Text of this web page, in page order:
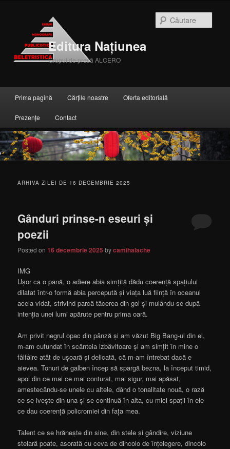
Editura Națiunea
Grupul de presă ALCERO
Sari la conținutul principal
Sari la conținutul secundar
Prima pagină Cărțile noastre Oferta editorială
Prezențe Contact
ARHIVA ZILEI DE 16 DECEMBRIE 2025
Gânduri prinse-n eseuri şi
poezii
Posted on16 decembrie 2025 bycamihalache
IMG
Ușor ca o pană, o adiere abia simțită dădu coerență spațiului
dilatat într-o formă abia percepută și viața luă ființă în oceanul
acela vidat, strivind parcă tăcerea din gol și mulându-se după
intenția unei lumi apărute pentru prima oară.
Am privit negrul opac din pânză și am văzut Big Bang-ul din el,
m-am cufundat în scânteia izbăvitoare și am simțit în mine o
fâlfâire atât de ușoară și delicată, că m-am întrebat dacă e
aievea. Tonuri de galben încep să spargă bezna, la început timid,
apoi din ce mai ce mai conturat, mai sigur, mai apăsat,
amestecându-se unele cu altele, dând o tonalitate nouă, o rază
ce se ivește din una și se continuă în alta, cu mici spații în ele
ce dau coerență policromiei din fața mea.
Talent ce se hrănește din sine, din stele și gândire, viziune
stelară poate, asorată cu ceva de dincolo de înțelegere, dincolo